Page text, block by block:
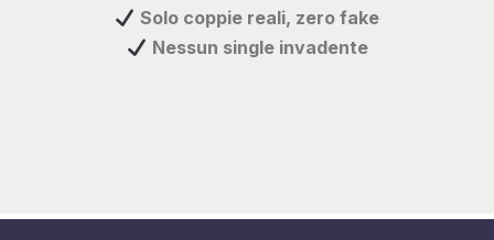
Solo coppie reali, zero fake
Nessun single invadente